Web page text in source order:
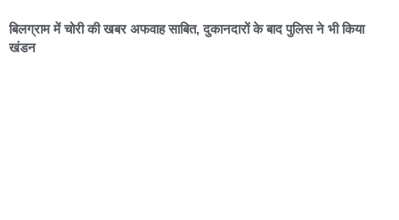
बिलग्राम में चोरी की खबर अफवाह साबित, दुकानदारों के बाद पुलिस ने भी किया
खंडन